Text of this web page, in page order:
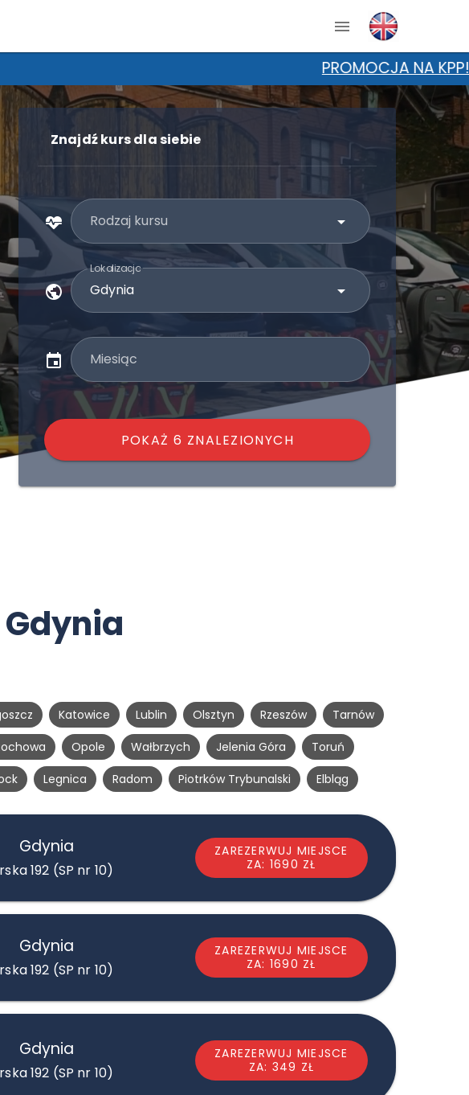
PROMOCJA NA KPP! Wpisz kod
Znajdź kurs dla siebie
Rodzaj kursu
Lokalizacja
Miesiąc
POKAŻ 6 ZNALEZIONYCH
Katowice Lublin Olsztyn Rzeszów
Tarnów
Opole Wałbrzych Jelenia Góra
Toruń
Legnica Radom Piotrków Trybunalski Elbląg
Gdynia
192 (SP nr 10)
ZAREZERWUJ MIEJSCE
ZA: 1690 ZŁ
Gdynia
192 (SP nr 10)
ZAREZERWUJ MIEJSCE
ZA: 1690 ZŁ
Gdynia
192 (SP nr 10)
ZAREZERWUJ MIEJSCE
ZA: 349 ZŁ